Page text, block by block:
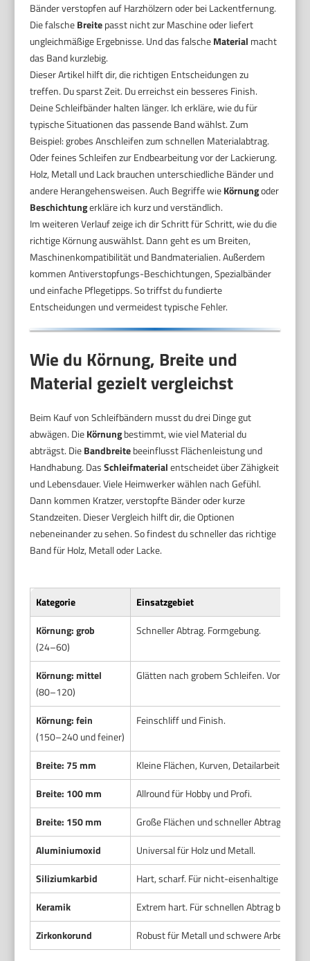
Bänder verstopfen auf Harzhölzern oder bei Lackentfernung.
Die falscheBreitepasst nicht zur Maschine oder liefert
ungleichmäßige Ergebnisse. Und das falscheMaterial macht
das Band kurzlebig.
Dieser Artikel hilft dir, die richtigen Entscheidungen zu
treffen. Du sparst Zeit. Du erreichst ein besseres Finish.
Deine Schleifbänder halten länger. Ich erkläre, wie du für
typische Situationen das passende Band wählst. Zum
Beispiel: grobes Anschleifen zum schnellen Materialabtrag.
Oder feines Schleifen zur Endbearbeitung vor der Lackierung.
Holz, Metall und Lack brauchen unterschiedliche Bänder und
andere Herangehensweisen. Auch Begriffe wieKörnungoder
Beschichtungerkläre ich kurz und verständlich.
Im weiteren Verlauf zeige ich dir Schritt für Schritt, wie du die
richtige Körnung auswählst. Dann geht es um Breiten,
Maschinenkompatibilität und Bandmaterialien. Außerdem
kommen Antiverstopfungs-Beschichtungen, Spezialbänder
und einfache Pflegetipps. So triffst du fundierte
Entscheidungen und vermeidest typische Fehler.
Wie du Körnung, Breite und
Material gezielt vergleichst
Beim Kauf von Schleifbändern musst du drei Dinge gut
abwägen. DieKörnungbestimmt, wie viel Material du
abträgst. DieBandbreitebeeinflusst Flächenleistung und
Handhabung. DasSchleifmaterialentscheidet über Zähigkeit
und Lebensdauer. Viele Heimwerker wählen nach Gefühl.
Dann kommen Kratzer, verstopfte Bänder oder kurze
Standzeiten. Dieser Vergleich hilft dir, die Optionen
nebeneinander zu sehen. So findest du schneller das richtige
Band für Holz, Metall oder Lacke.
Kategorie
Einsatzgebiet
Körnung: grob
(24–60)
Schneller Abtrag. Formgebung.
Körnung: mittel
(80–120)
Glätten nach grobem Schleifen.
Körnung: fein
(150–240 und feiner)
Feinschliff und Finish.
Breite: 75 mm
Kleine Flächen, Kurven, Detailarbeit.
Breite: 100 mm
Allround für Hobby und Profi.
Breite: 150 mm
Große Flächen und schneller Abtrag.
Aluminiumoxid
Universal für Holz und Metall.
Siliziumkarbid
Hart, scharf. Für nicht-eisenhaltige
Keramik
Extrem hart. Für schnellen Abtrag bei
Zirkonkorund
Robust für Metall und schwere Arbeiten.